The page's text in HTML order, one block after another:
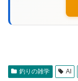
釣りの雑学 AI